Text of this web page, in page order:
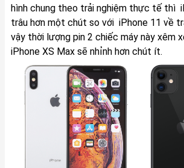
hình chung theo trải nghiệm thực tế thì
trâu hơn một chút so với iPhone 11 về
vậy thời lượng pin 2 chiếc máy này xêm
iPhone XS Max sẽ nhỉnh hơn chút ít.